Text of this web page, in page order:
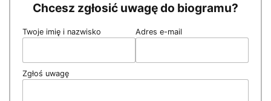
Chcesz zgłosić uwagę do biogramu?
Twoje imię i nazwisko Adres e-mail
Zgłoś uwagę